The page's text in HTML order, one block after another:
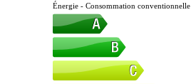
Énergie - Consommation conventionnelle